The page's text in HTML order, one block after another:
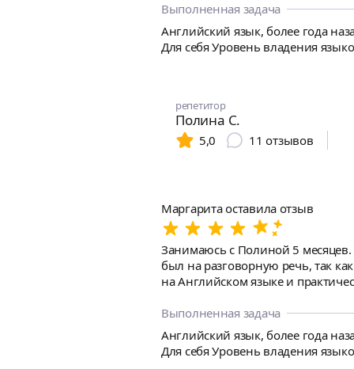
речи, все равно ещё сложно всё
хороший уровень английского. Рекомендую тем кто действительно хочет научиться разговаривать на английский заниматься с данным
преподавателем. 10 из 10!
Выполненная задача
Английский язык, более года
Для себя Уровень владения
репетитор
Полина С.
5,0
11 отзывов
Маргарита оставила отзыв
Занимаюсь с Полиной 5 месяцев. У меня уже были знания языка, ранее достаточно активно изучала, после этого был большой перерыв. Запрос
был на разговорную речь, так как у меня было мало практики. Что
на Английском языке и практически редко используем русскую
полезные для моей профессии. Так
домашние задания. Нагрузка
оказалась необычным, упражнения не стандартные, но
процессом обучения и своим
Выполненная задача
Английский язык, более года
Для себя Уровень владения